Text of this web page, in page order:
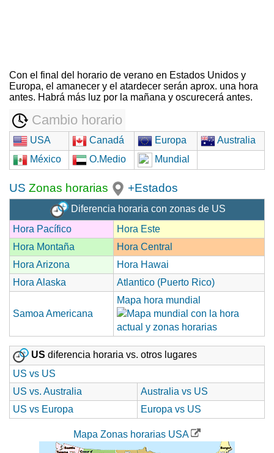
Con el final del horario de verano en Estados Unidos y
Europa, el amanecer y el atardecer serán aprox. una hora
antes. Habrá más luz por la mañana y oscurecerá antes.
Cambio horario
USA Canadá Europa
Australia
México
O.Medio Mundial
US Zonas horarias +Estados
Diferencia horaria con zonas de US
Hora Pacífico
Hora Este
Hora Montaña
Hora Central
Hora Arizona
Hora Hawai
Hora Alaska
Atlantico (Puerto Rico)
Samoa Americana
Mapa hora mundial
US diferencia horaria vs. otros lugares
US vs US
US vs. Australia
Australia vs US
US vs Europa
Europa vs US
Mapa Zonas horarias USA